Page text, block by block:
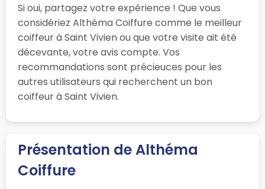
Si oui, partagez votre expérience ! Que vous
considériez Althéma Coiffure comme le meilleur
coiffeur à Saint Vivien ou que votre visite ait été
décevante, votre avis compte. Vos
recommandations sont précieuces pour les
autres utilisateurs qui recherchent un bon
coiffeur à Saint Vivien.
Présentation de Althéma
Coiffure